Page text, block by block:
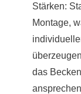
Stärken:
Montage,
das